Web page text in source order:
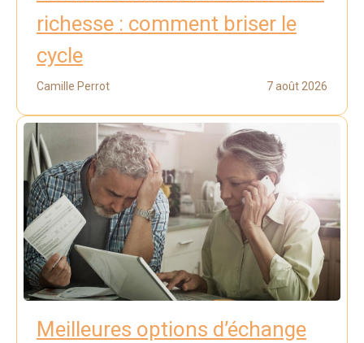
richesse : comment briser le
cycle
Camille Perrot 7 août 2026
Meilleures options d’échange